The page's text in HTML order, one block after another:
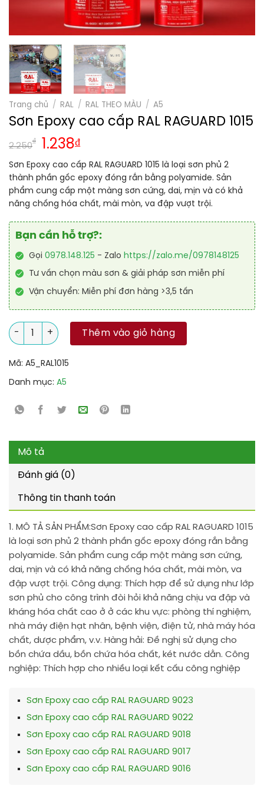
Trang chủ / RAL / RAL THEO MÀU / A5
Sơn Epoxy cao cấp RAL RAGUARD 1015
2.250
₫ 1.238₫
Sơn Epoxy cao cấp RAL RAGUARD 1015 là loại sơn phủ 2
thành phần gốc epoxy đóng rắn bằng polyamide. Sản
phẩm cung cấp một màng sơn cứng, dai, mịn và có khả
năng chống hóa chất, mài mòn, va đập vượt trội.
Bạn cần hỗ trợ?:
Gọi 0978.148.125 - Zalo https://zalo.me/0978148125
Tư vấn chọn màu sơn & giải pháp sơn miễn phí
Vận chuyển: Miễn phí đơn hàng >3,5 tấn
Sơn Epoxy cao cấp RAL RAGUARD 1015 số lượng
Thêm vào giỏ hàng
Mã: A5_RAL1015
Danh mục: A5
Mô tả
Đánh giá (0)
Thông tin thanh toán
1. MÔ TẢ SẢN PHẨM:Sơn Epoxy cao cấp RAL RAGUARD 1015
là loại sơn phủ 2 thành phần gốc epoxy đóng rắn bằng
polyamide. Sản phẩm cung cấp một màng sơn cứng,
dai, mịn và có khả năng chống hóa chất, mài mòn, va
đập vượt trội. Công dụng: Thích hợp để sử dụng như lớp
sơn phủ cho công trình đòi hỏi khả năng chịu va đập và
kháng hóa chất cao ở ở các khu vực: phòng thí nghiệm,
nhà máy điện hạt nhân, bệnh viện, điện tử, nhà máy hóa
chất, dược phẩm, v.v. Hàng hải: Đề nghị sử dụng cho
bồn chứa dầu, bồn chứa hóa chất, két nước dằn. Công
nghiệp: Thích hợp cho nhiều loại kết cấu công nghiệp
Sơn Epoxy cao cấp RAL RAGUARD 9023
Sơn Epoxy cao cấp RAL RAGUARD 9022
Sơn Epoxy cao cấp RAL RAGUARD 9018
Sơn Epoxy cao cấp RAL RAGUARD 9017
Sơn Epoxy cao cấp RAL RAGUARD 9016